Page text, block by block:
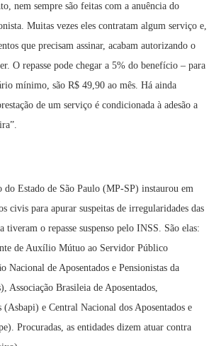
nem sempre são feitas com a anuência do
Muitas vezes eles contratam algum serviço e,
que precisam assinar, acabam autorizando o
O repasse pode chegar a 5% do benefício – para
mínimo, são R$ 49,90 ao mês. Há ainda
de um serviço é condicionada à adesão a
Estado de São Paulo (MP-SP) instaurou em
civis para apurar suspeitas de irregularidades das
tiveram o repasse suspenso pelo INSS. São elas:
de Auxílio Mútuo ao Servidor Público
Nacional de Aposentados e Pensionistas da
Associação Brasileia de Aposentados,
(Asbapi) e Central Nacional dos Aposentados e
Procuradas, as entidades dizem atuar contra